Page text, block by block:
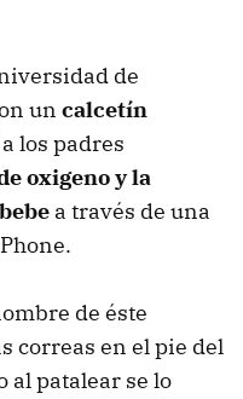
de
un calcetín
los padres
oxigeno y la
a través de una
de éste
correas en el pie del
al patalear se lo